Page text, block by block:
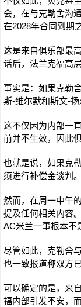
会，在与克勒舍沟
在2028年合同到期
这是来自俱乐部最
话后，法兰克福高
事实是：如果克勒
斯-维尔默和斯文-扬
这不仅因为内部一
前并不生效，因此
也就是说，如果克
须进行补偿金谈判。
然而，在周一中午
提及任何相关内容
AC米兰一事根本不
尽管如此，克勒舍
也一致报道称双方
可以确定的是，来
福内部引发不安，